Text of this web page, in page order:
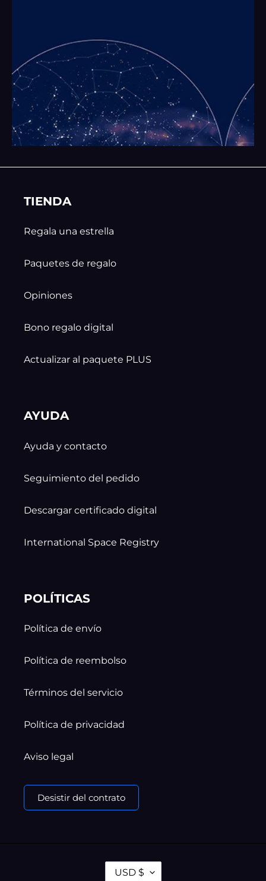
TIENDA
Regala una estrella
Paquetes de regalo
Opiniones
Bono regalo digital
Actualizar al paquete PLUS
AYUDA
Ayuda y contacto
Seguimiento del pedido
Descargar certificado digital
International Space Registry
POLÍTICAS
Política de envío
Política de reembolso
Términos del servicio
Política de privacidad
Aviso legal
Desistir del contrato
USD $